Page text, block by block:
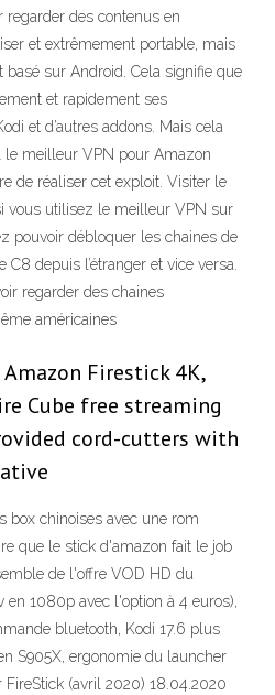
des contenus en
et extrêmement portable, mais
sur Android. Cela signifie que
et rapidement ses
et d’autres addons. Mais cela
meilleur VPN pour Amazon
de réaliser cet exploit. Visiter le
vous utilisez le meilleur VPN sur
pouvoir débloquer les chaines de
depuis l’étranger et vice versa.
regarder des chaines
américaines
Firestick 4K,
Cube free streaming
cord-cutters with
box chinoises avec une rom
que le stick d'amazon fait le job
de l'offre VOD HD du
1080p avec l'option à 4 euros),
bluetooth, Kodi 17.6 plus
S905X, ergonomie du launcher
(avril 2020) 18.04.2020